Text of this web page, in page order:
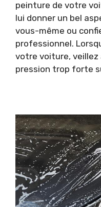
peinture de votre
lui donner un bel
vous-même ou
professionnel.
votre voiture, veillez
pression trop forte